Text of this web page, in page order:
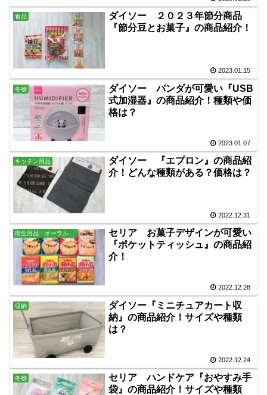
食品
ダイソー ２０２３年節分商品
『節分豆とお菓子』の商品紹介！
2023.01.15
冬物
ダイソー パンダが可愛い『USB
式加湿器』の商品紹介！種類や価
格は？
2023.01.07
キッチン用品
ダイソー 『エプロン』の商品紹
介！どんな種類がある？価格は？
2022.12.31
衛生用品・オーラル・バス用品
セリア お菓子デザインが可愛い
『ポケットティッシュ』の商品紹
介！
2022.12.28
収納
ダイソー『ミニチュアカート収
納』の商品紹介！サイズや種類
は？
2022.12.24
冬物
セリア ハンドケア『おやすみ手
袋』の商品紹介！サイズや種類